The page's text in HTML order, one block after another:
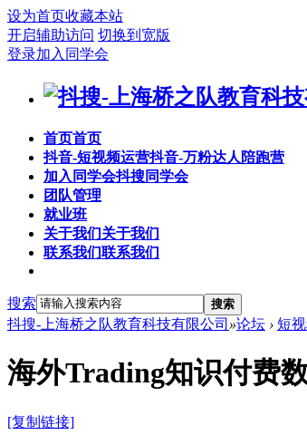
设为首页收藏本站
开启辅助访问 切换到宽版
登录加入同学会
首页首页
抖音-短视频运营抖音-万粉达人陪跑营
加入同学会抖搜同学会
团队管理
就业班
关于我们关于我们
联系我们联系我们
搜索 搜索
抖搜-上海桥之队教育科技有限公司 »论坛 › 短
海外Trading知识付费
[复制链接]